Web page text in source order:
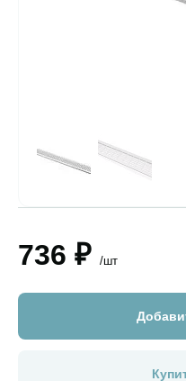
736 ₽ /шт